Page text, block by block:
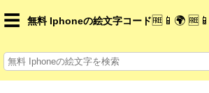
☰ 無料 Iphoneの絵文字コード